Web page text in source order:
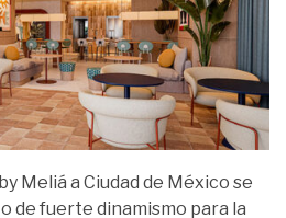
Meliá a Ciudad de México se
de fuerte dinamismo para la